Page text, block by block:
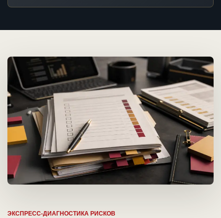
ЭКСПРЕСС-ДИАГНОСТИКА РИСКОВ